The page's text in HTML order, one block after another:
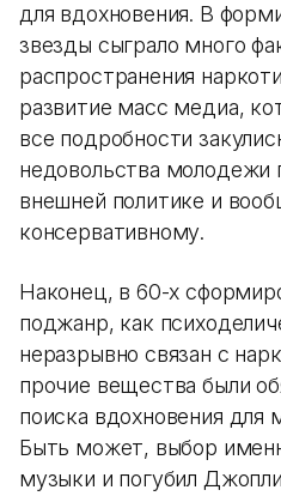
для вдохновения. В
звезды сыграло много
распространения
развитие масс медиа,
все подробности
недовольства молодежи
внешней политике и
консервативному.
Наконец, в 60-х
поджанр, как
неразрывно связан с
прочие вещества были
поиска вдохновения для
Быть может, выбор
музыки и погубил